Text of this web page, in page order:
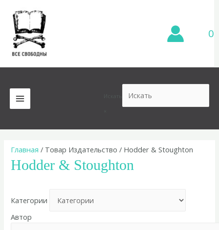
содержимому
0
MAIN
MENU
Главная / Товар Издательство / Hodder & Stoughton
Hodder & Stoughton
Категории
Автор